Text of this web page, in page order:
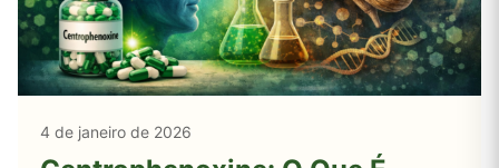
4 de janeiro de 2026